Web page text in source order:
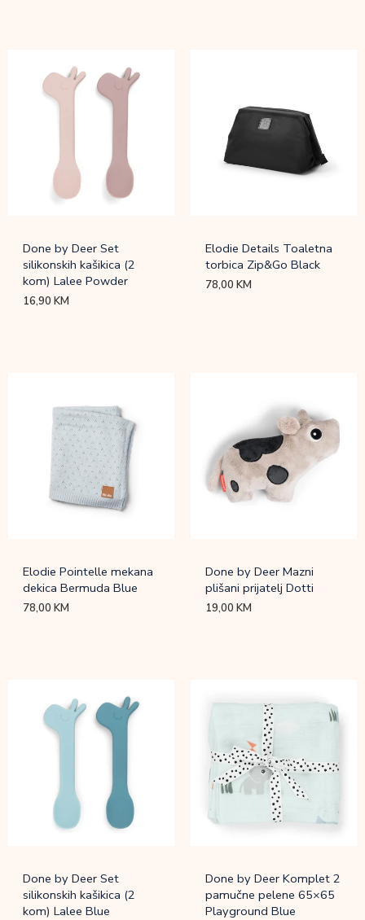
Done by Deer Set
silikonskih kašikica (2
kom) Lalee Powder
16,90KM
Elodie Details Toaletna
torbica Zip&Go Black
78,00KM
Elodie Pointelle mekana
dekica Bermuda Blue
78,00KM
Done by Deer Mazni
plišani prijatelj Dotti
19,00KM
Done by Deer Set
silikonskih kašikica (2
kom) Lalee Blue
Done by Deer Komplet 2
pamučne pelene 65×65
Playground Blue